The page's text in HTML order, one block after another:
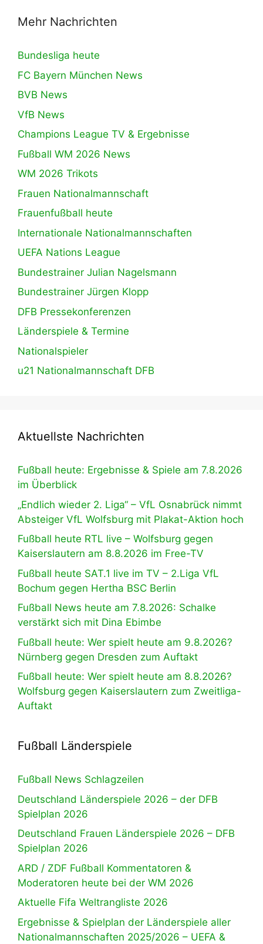
Mehr Nachrichten
Bundesliga heute
FC Bayern München News
BVB News
VfB News
Champions League TV & Ergebnisse
Fußball WM 2026 News
WM 2026 Trikots
Frauen Nationalmannschaft
Frauenfußball heute
Internationale Nationalmannschaften
UEFA Nations League
Bundestrainer Julian Nagelsmann
Bundestrainer Jürgen Klopp
DFB Pressekonferenzen
Länderspiele & Termine
Nationalspieler
u21 Nationalmannschaft DFB
Aktuellste Nachrichten
Fußball heute: Ergebnisse & Spiele am 7.8.2026
im Überblick
„Endlich wieder 2. Liga“ – VfL Osnabrück nimmt
Absteiger VfL Wolfsburg mit Plakat-Aktion hoch
Fußball heute RTL live – Wolfsburg gegen
Kaiserslautern am 8.8.2026 im Free-TV
Fußball heute SAT.1 live im TV – 2.Liga VfL
Bochum gegen Hertha BSC Berlin
Fußball News heute am 7.8.2026: Schalke
verstärkt sich mit Dina Ebimbe
Fußball heute: Wer spielt heute am 9.8.2026?
Nürnberg gegen Dresden zum Auftakt
Fußball heute: Wer spielt heute am 8.8.2026?
Wolfsburg gegen Kaiserslautern zum Zweitliga-
Auftakt
Fußball Länderspiele
Fußball News Schlagzeilen
Deutschland Länderspiele 2026 – der DFB
Spielplan 2026
Deutschland Frauen Länderspiele 2026 – DFB
Spielplan 2026
ARD / ZDF Fußball Kommentatoren &
Moderatoren heute bei der WM 2026
Aktuelle Fifa Weltrangliste 2026
Ergebnisse & Spielplan der Länderspiele aller
Nationalmannschaften 2025/2026 – UEFA &